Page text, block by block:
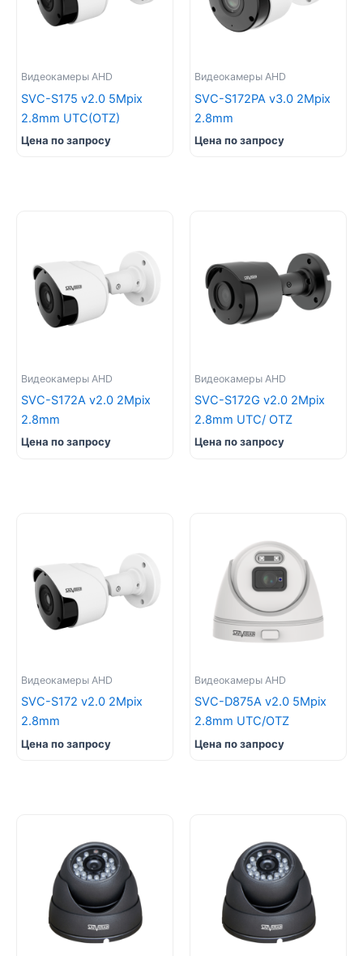
Видеокамеры AHD
SVC-S175 v2.0 5Mpix
2.8mm UTC(OTZ)
Цена по запросу
Видеокамеры AHD
SVC-S172PA v3.0 2Mpix
2.8mm
Цена по запросу
Видеокамеры AHD
SVC-S172A v2.0 2Mpix
2.8mm
Цена по запросу
Видеокамеры AHD
SVC-S172G v2.0 2Mpix
2.8mm UTC/ OTZ
Цена по запросу
Видеокамеры AHD
SVC-S172 v2.0 2Mpix
2.8mm
Цена по запросу
Видеокамеры AHD
SVC-D875A v2.0 5Mpix
2.8mm UTC/OTZ
Цена по запросу